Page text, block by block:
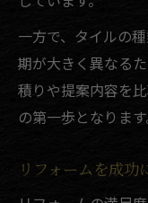
一方で、タイルの
期が大きく異なる
積りや提案内容を
の第一歩となります
リフォームを成